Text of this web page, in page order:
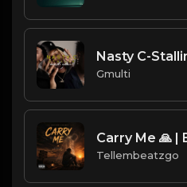
Gmulti
Tellembeatzgo